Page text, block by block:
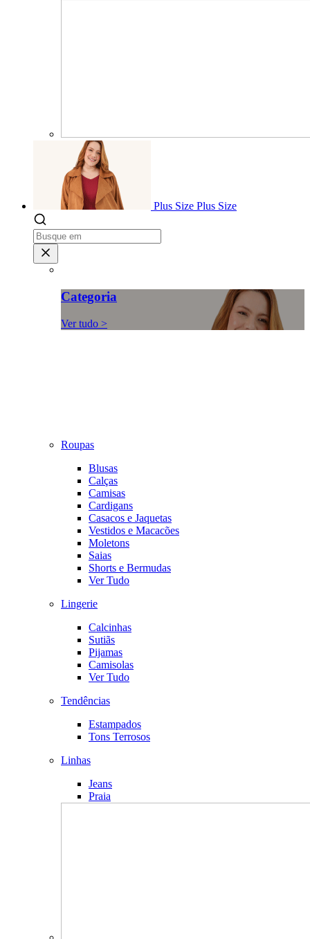
Plus Size Plus Size
Categoria
Ver tudo >
Roupas
Blusas
Calças
Camisas
Cardigans
Casacos e Jaquetas
Vestidos e Macacões
Moletons
Saias
Shorts e Bermudas
Ver Tudo
Lingerie
Calcinhas
Sutiãs
Pijamas
Camisolas
Ver Tudo
Tendências
Estampados
Tons Terrosos
Linhas
Jeans
Praia